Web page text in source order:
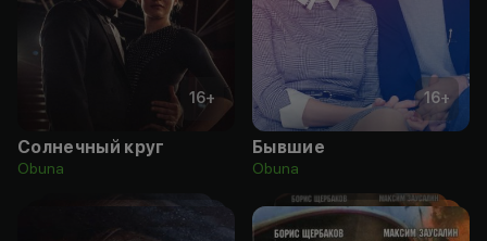
16+
Солнечный круг
Obuna
16+
Бывшие
Obuna